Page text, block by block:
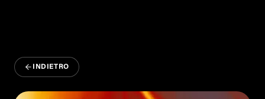
INDIETRO